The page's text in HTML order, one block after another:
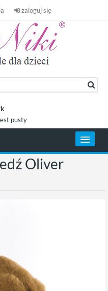
zaloguj się
pusty
Oliver